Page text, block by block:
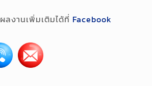
ลงานเพิ่มเติมได้ที่ Facebook